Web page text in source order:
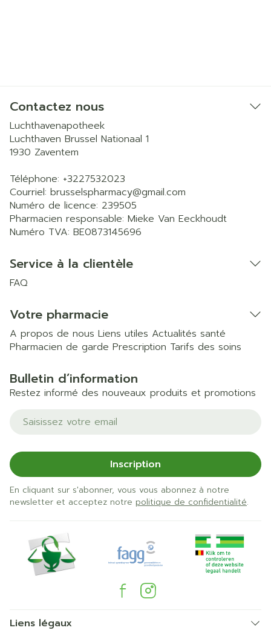
Contactez nous
Luchthavenapotheek
Luchthaven Brussel Nationaal 1
1930 Zaventem
Téléphone: +3227532023
Courriel: brusselspharmacy@gmail.com
Numéro de licence: 239505
Pharmacien responsable: Mieke Van Eeckhoudt
Numéro TVA: BE0873145696
Service à la clientèle
FAQ
Votre pharmacie
A propos de nous Liens utiles Actualités santé
Pharmacien de garde Prescription Tarifs des soins
Bulletin d’information
Restez informé des nouveaux produits et promotions
Adresse mail
Inscription
En cliquant sur s'abonner, vous vous abonnez à notre
newsletter et acceptez notre politique de confidentialité.
Liens légaux